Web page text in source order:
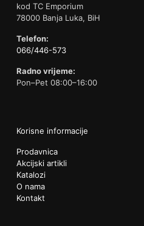
kod TC Emporium
78000 Banja Luka, BiH
Telefon:
066/446-573
Radno vrijeme:
Pon–Pet 08:00–16:00
Korisne informacije
Prodavnica
Akcijski artikli
Katalozi
O nama
Kontakt